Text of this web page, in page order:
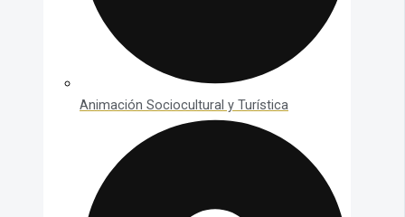
Animación Sociocultural y Turística